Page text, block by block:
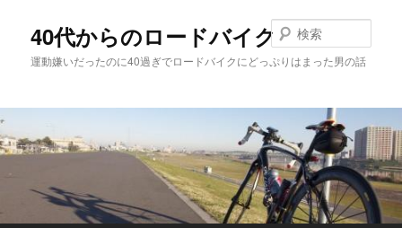
テ
ン
ツ
へ
移
ン
ツ
へ
移
動
40代からのロードバイク
運動嫌いだったのに40過ぎでロードバイクにどっぷりはまった男の話
索